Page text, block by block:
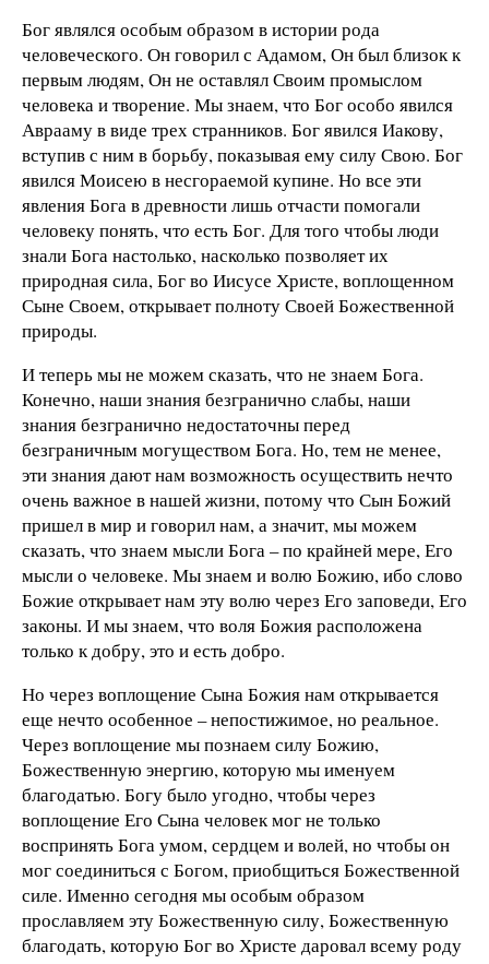
Бог являлся особым образом в истории рода
человеческого. Он говорил с Адамом, Он был близок к
первым людям, Он не оставлял Своим промыслом
человека и творение. Мы знаем, что Бог особо явился
Аврааму в виде трех странников. Бог явился Иакову,
вступив с ним в борьбу, показывая ему силу Свою. Бог
явился Моисею в несгораемой купине. Но все эти
явления Бога в древности лишь отчасти помогали
человеку понять, что есть Бог. Для того чтобы люди
знали Бога настолько, насколько позволяет их
природная сила, Бог во Иисусе Христе, воплощенном
Сыне Своем, открывает полноту Своей Божественной
природы.
И теперь мы не можем сказать, что не знаем Бога.
Конечно, наши знания безгранично слабы, наши
знания безгранично недостаточны перед
безграничным могуществом Бога. Но, тем не менее,
эти знания дают нам возможность осуществить нечто
очень важное в нашей жизни, потому что Сын Божий
пришел в мир и говорил нам, а значит, мы можем
сказать, что знаем мысли Бога– по крайней мере, Его
мысли о человеке. Мы знаем и волю Божию, ибо слово
Божие открывает нам эту волю через Его заповеди, Его
законы. И мы знаем, что воля Божия расположена
только к добру, это и есть добро.
Но через воплощение Сына Божия нам открывается
еще нечто особенное – непостижимое, но реальное.
Через воплощение мы познаем силу Божию,
Божественную энергию, которую мы именуем
благодатью. Богу было угодно, чтобы через
воплощение Его Сына человек мог не только
воспринять Бога умом, сердцем и волей, но чтобы он
мог соединиться с Богом, приобщиться Божественной
силе. Именно сегодня мы особым образом
прославляем эту Божественную силу, Божественную
благодать, которую Бог во Христе даровал всему роду